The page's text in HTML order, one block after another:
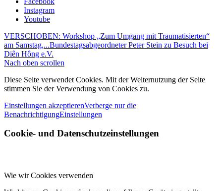
Instagram
Youtube
VERSCHOBEN: Workshop „Zum Umgang mit Traumatisierten“
am Samstag,...Bundestagsabgeordneter Peter Stein zu Besuch bei
Diên Hông e.V.
Nach oben scrollen
Diese Seite verwendet Cookies. Mit der Weiternutzung der Seite
stimmen Sie der Verwendung von Cookies zu.
Einstellungen akzeptierenVerberge nur die
BenachrichtigungEinstellungen
Cookie- und Datenschutzeinstellungen
Wie wir Cookies verwenden